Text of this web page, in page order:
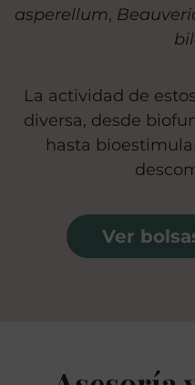
asperellum,
La actividad de
diversa, desde
hasta
Ver